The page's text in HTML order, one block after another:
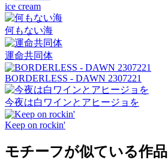
ice cream
何もない海
運命共同体
BORDERLESS - DAWN 2307221
今夜は白ワインとアヒージョを
Keep on rockin'
モチーフが似ている作品